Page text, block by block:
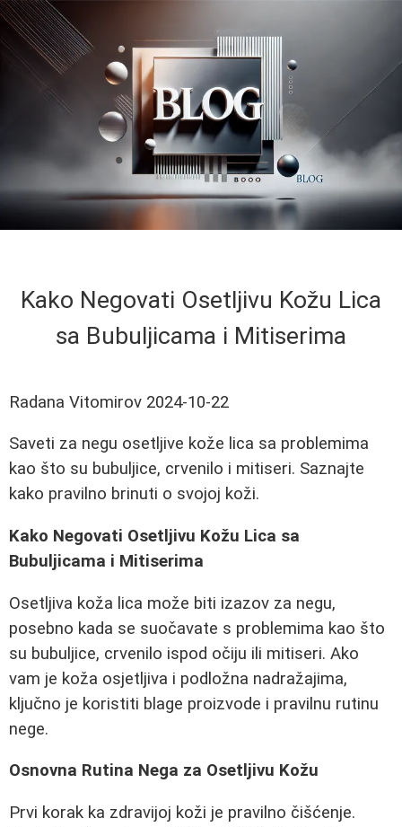
Kako Negovati Osetljivu Kožu Lica
sa Bubuljicama i Mitiserima
Radana Vitomirov 2024-10-22
Saveti za negu osetljive kože lica sa problemima
kao što su bubuljice, crvenilo i mitiseri. Saznajte
kako pravilno brinuti o svojoj koži.
Kako Negovati Osetljivu Kožu Lica sa
Bubuljicama i Mitiserima
Osetljiva koža lica može biti izazov za negu,
posebno kada se suočavate s problemima kao što
su bubuljice, crvenilo ispod očiju ili mitiseri. Ako
vam je koža osjetljiva i podložna nadražajima,
ključno je koristiti blage proizvode i pravilnu rutinu
nege.
Osnovna Rutina Nega za Osetljivu Kožu
Prvi korak ka zdravijoj koži je pravilno čišćenje.